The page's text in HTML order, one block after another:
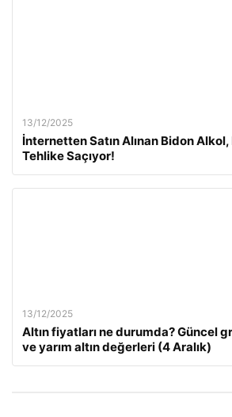
13/12/2025
İnternetten Satın Alınan Bidon
Tehlike Saçıyor!
13/12/2025
Altın fiyatları ne durumda? Güncel
ve yarım altın değerleri (4 Aralık)